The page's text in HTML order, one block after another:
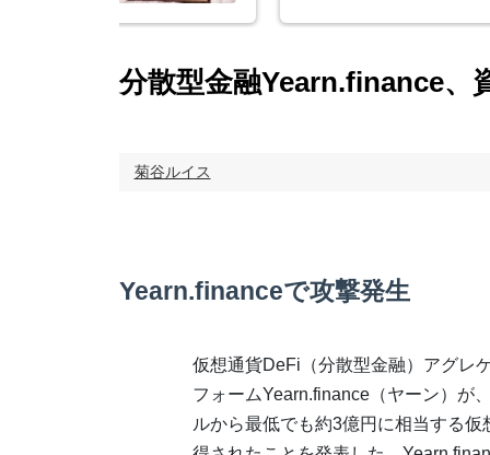
分散型金融Yearn.finance、
菊谷ルイス
Yearn.financeで攻撃発生
仮想通貨DeFi（分散型金融）アグレ
フォームYearn.finance（ヤーン）が
ルから最低でも約3億円に相当する仮